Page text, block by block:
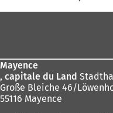
:
Mayence
, capitale du Land
Große Bleiche 46/
55116 Mayence